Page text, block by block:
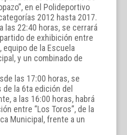
en el Polideportivo
2012 hasta 2017.
las 22:40 horas, se cerrará
de exhibición entre
equipo de la Escuela
y un combinado de
las 17:00 horas, se
la 6ta edición del
a las 16:00 horas, habrá
entre “Los Toros”, de la
Municipal, frente a un